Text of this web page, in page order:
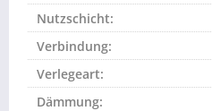
Nutzschicht:
Verbindung:
Verlegeart:
Dämmung: